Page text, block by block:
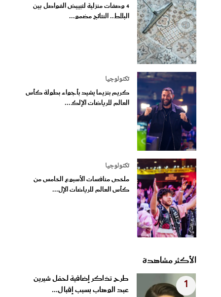
4 وصفات منزلية لتبييض الفواصل بين
البلاط.. النتائج مضمو...
تكنولوجيا
كريم بنزيما يشيد بأجواء بطولة كأس
العالم للرياضات الإلك...
تكنولوجيا
ملخص منافسات الأسبوع الخامس من
كأس العالم للرياضات الإل...
الأكثر مشاهدة
1
طرح تذاكر إضافية لحفل شيرين
عبد الوهاب بسبب إقبال...